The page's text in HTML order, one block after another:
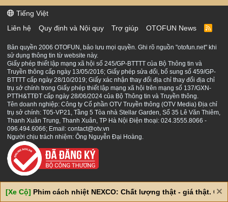
Tiếng Việt
Liên hệ
Quy định và Nội quy Trợ giúp OTOFUN News
R
S
Bản quyền 2006 OTOFUN, bảo lưu mọi quyền. Ghi rõ nguồn "otofun.net" khi
sử dụng thông tin từ website này.
Giấy phép thiết lập mạng xã hội số 245/GP-BTTTT của Bộ Thông tin và
Truyền thông cấp ngày 13/05/2016; Giấy phép sửa đổi, bổ sung số 459/GP-
BTTTT cấp ngày 28/10/2019; Giấy xác nhận thay đổi địa chỉ thay đổi địa chỉ
trụ sở chính trong Giấy phép thiết lập mạng xã hội trên mạng số 137/GXN-
PTTH&TTĐT cấp ngày 28/06/2024 của Bộ Thông tin và Truyền thông.
Tên doanh nghiệp: Công ty Cổ phần OTV Truyền thông (OTV Media) Địa chỉ
trụ sở chính: T05-VP21, Tầng 5 Tòa nhà Stellar Garden, Số 35 Lê Văn Thiêm,
Thanh Xuân Trung, Thanh Xuân, TP Hà Nội Điện thoại: 024.3555.8066 -
096.494.6066; Email: contact@otv.vn
Người chịu trách nhiệm: Ông Nguyễn Đại Hoàng.
[Xe Cộ] Phim cách nhiệt NEXCO: Chất lượng thật - giá thật. Giá